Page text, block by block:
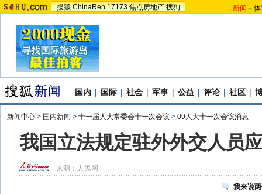
搜狐 ChinaRen 17173 焦点房地产 搜狗 新闻 -
国内 | 国际 | 社会 | 军事 | 公益 | 评论 | 社区 |
新闻中心 > 国内新闻 > 十一届人大常委会十一次会议 > 09人大十一次会议消息
我国立法规定驻外外交人员
来源： 人民网
我来说